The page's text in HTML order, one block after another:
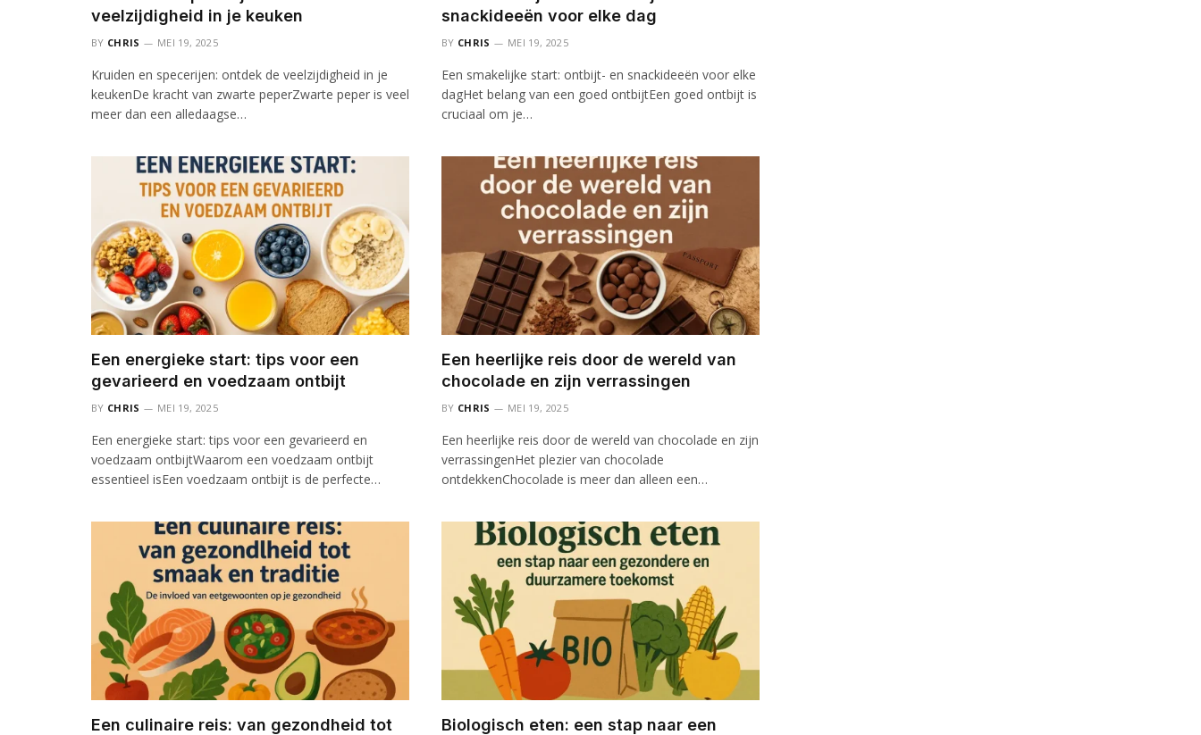
veelzijdigheid in je keuken
BY CHRIS MEI 19, 2025
Kruiden en specerijen: ontdek de veelzijdigheid in je
keukenDe kracht van zwarte peperZwarte peper is veel
meer dan een alledaagse…
snackideeën voor elke dag
BY CHRIS MEI 19, 2025
Een smakelijke start: ontbijt- en snackideeën voor elke
dagHet belang van een goed ontbijtEen goed ontbijt is
cruciaal om je…
Een energieke start: tips voor een
gevarieerd en voedzaam ontbijt
BY CHRIS MEI 19, 2025
Een energieke start: tips voor een gevarieerd en
voedzaam ontbijtWaarom een voedzaam ontbijt
essentieel isEen voedzaam ontbijt is de perfecte…
Een heerlijke reis door de wereld van
chocolade en zijn verrassingen
BY CHRIS MEI 19, 2025
Een heerlijke reis door de wereld van chocolade en zijn
verrassingenHet plezier van chocolade
ontdekkenChocolade is meer dan alleen een…
Een culinaire reis: van gezondheid tot
Biologisch eten: een stap naar een